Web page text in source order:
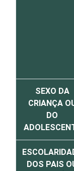
SEXO DA
CRIANÇA
DO
DOS PAIS